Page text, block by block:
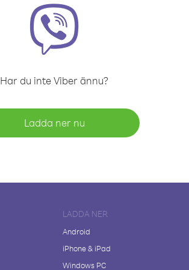
Har du inte Viber ännu?
Ladda ner nu
LADDA NER
Android
iPhone & iPad
Windows PC